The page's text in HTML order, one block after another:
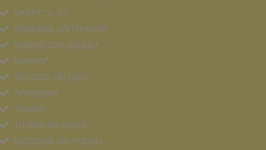
Smart Tv 43¨
Heladera con freezer
Galería con asador
Bañera*
Secador de pelo
Amenities
Toallas
Toallas de pileta
Escritorio de trabajo